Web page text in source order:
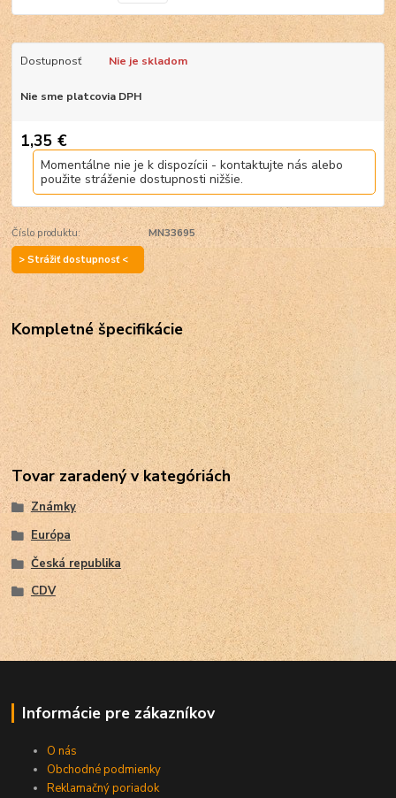
Dostupnosť Nie je skladom
Nie sme platcovia DPH
1,35 €
Momentálne nie je k dispozícii - kontaktujte nás alebo
použite stráženie dostupnosti nižšie.
Číslo produktu:
MN33695
> Strážiť dostupnosť <
Kompletné špecifikácie
Tovar zaradený v kategóriách
Známky
Európa
Česká republika
CDV
Informácie pre zákazníkov
O nás
Obchodné podmienky
Reklamačný poriadok